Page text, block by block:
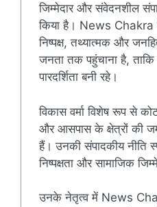
जिम्मेदार और संवेदनशील
किया है। News Chakra
निष्पक्ष, तथ्यात्मक और
जनता तक पहुंचाना है,
पारदर्शिता बनी रहे।
विकास वर्मा विशेष रूप से
और आसपास के क्षेत्रों की
हैं। उनकी संपादकीय नीति
निष्पक्षता और सामाजिक
उनके नेतृत्व में News